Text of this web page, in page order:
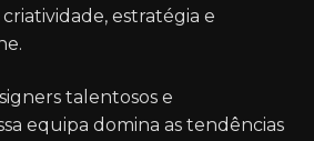
estratégia e
talentosos e
equipa domina as tendências